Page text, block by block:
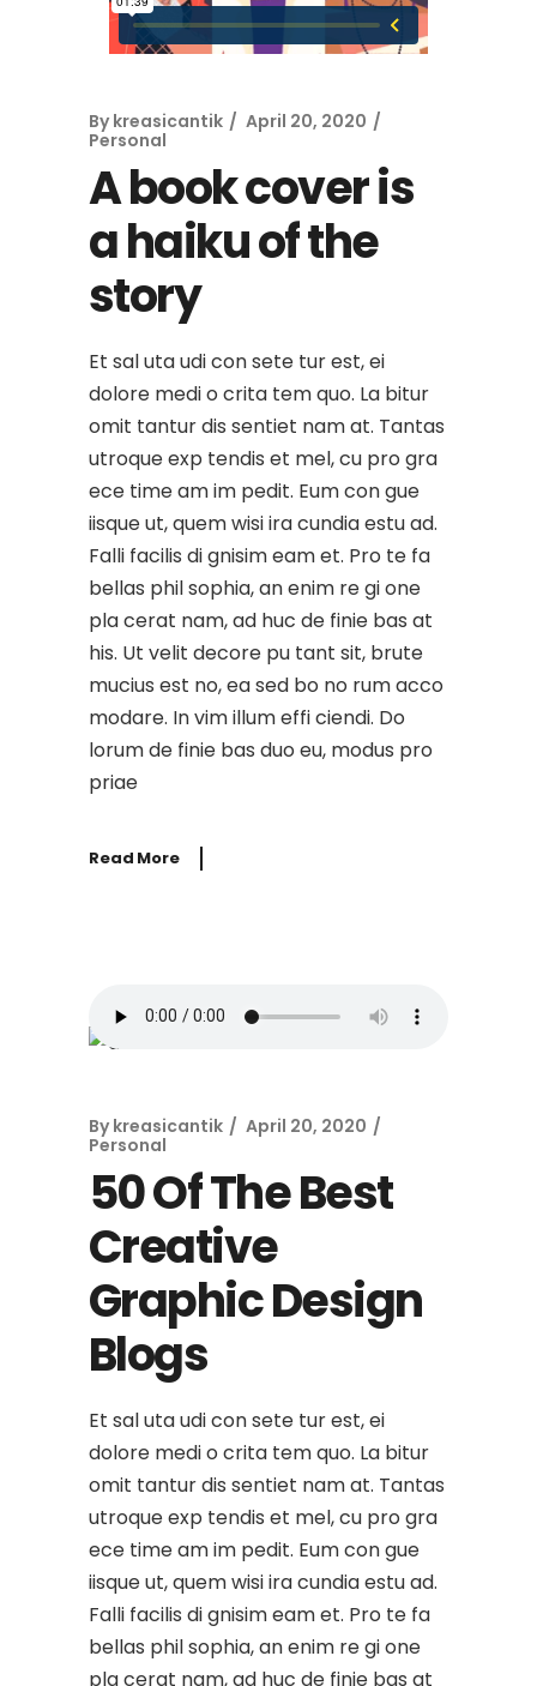
By kreasicantik
April 20, 2020
Personal
A book cover is
a haiku of the
story
Et sal uta udi con sete tur est, ei
dolore medi o crita tem quo. La bitur
omit tantur dis sentiet nam at. Tantas
utroque exp tendis et mel, cu pro gra
ece time am im pedit. Eum con gue
iisque ut, quem wisi ira cundia estu ad.
Falli facilis di gnisim eam et. Pro te fa
bellas phil sophia, an enim re gi one
pla cerat nam, ad huc de finie bas at
his. Ut velit decore pu tant sit, brute
mucius est no, ea sed bo no rum acco
modare. In vim illum effi ciendi. Do
lorum de finie bas duo eu, modus pro
priae
Read More
By kreasicantik
April 20, 2020
Personal
50 Of The Best
Creative
Graphic Design
Blogs
Et sal uta udi con sete tur est, ei
dolore medi o crita tem quo. La bitur
omit tantur dis sentiet nam at. Tantas
utroque exp tendis et mel, cu pro gra
ece time am im pedit. Eum con gue
iisque ut, quem wisi ira cundia estu ad.
Falli facilis di gnisim eam et. Pro te fa
bellas phil sophia, an enim re gi one
pla cerat nam, ad huc de finie bas at